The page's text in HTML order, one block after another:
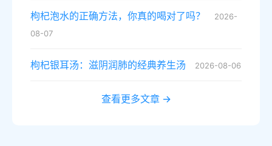
枸杞泡水的正确方法，你真的喝对了吗？
2026-
08-07
枸杞银耳汤：滋阴润肺的经典养生汤 2026-08-06
查看更多文章 →